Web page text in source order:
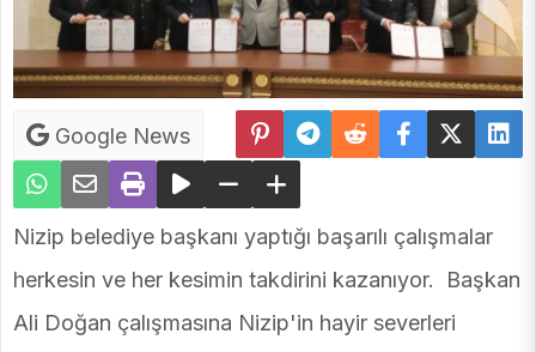
Google News
Nizip belediye başkanı yaptığı başarılı çalışmalar
herkesin ve her kesimin takdirini kazanıyor. Başkan
Ali Doğan çalışmasına Nizip'in hayir severleri